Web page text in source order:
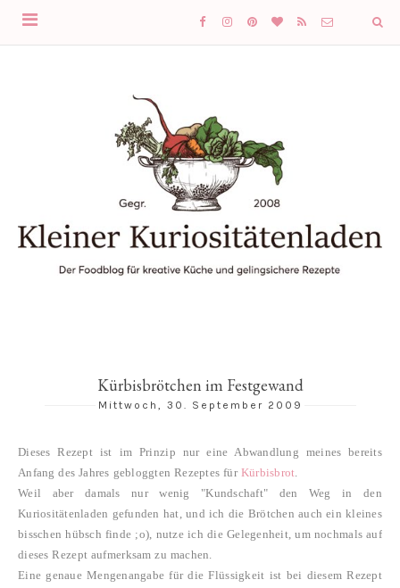
Kürbisbrötchen im Festgewand
Mittwoch, 30. September 2009
Dieses Rezept ist im Prinzip nur eine Abwandlung meines bereits
Anfang des Jahres gebloggten Rezeptes für Kürbisbrot.
Weil aber damals nur wenig "Kundschaft" den Weg in den
Kuriositätenladen gefunden hat, und ich die Brötchen auch ein kleines
bisschen hübsch finde ;o), nutze ich die Gelegenheit, um nochmals auf
dieses Rezept aufmerksam zu machen.
Eine genaue Mengenangabe für die Flüssigkeit ist bei diesem Rezept